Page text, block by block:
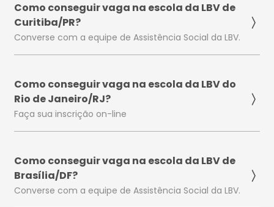
Como conseguir vaga na escola da LBV de
Curitiba/PR?
Converse com a equipe de Assistência Social da LBV.
Como conseguir vaga na escola da LBV do
Rio de Janeiro/RJ?
Faça sua inscrição on-line
Como conseguir vaga na escola da LBV de
Brasília/DF?
Converse com a equipe de Assistência Social da LBV.